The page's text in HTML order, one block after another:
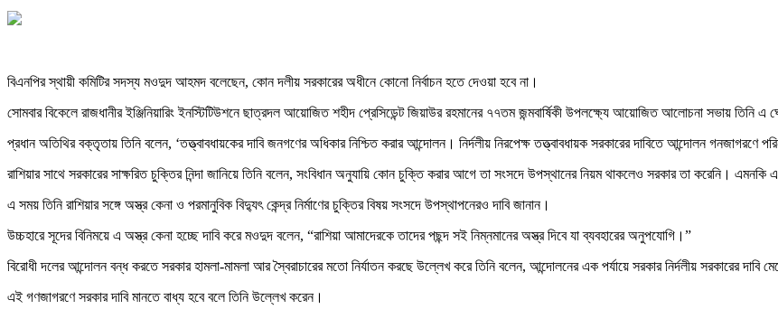
বিএনপির স্থায়ী কমিটির সদস্য মওদুদ আহমদ বলেছেন, কোন দলীয় সরকারের অধীনে কোনো নির্বাচন হতে দেওয়া হবে না।
সোমবার বিকেলে রাজধানীর ইঞ্জিনিয়ারিং ইনস্টিটিউশনে ছাত্রদল আয়োজিত শহীদ প্রেসিডেন্ট জিয়াউর রহমানের ৭৭তম জন্মবার্ষিকী উপলক্ষ্যে আয়োজিত আলোচনা সভায় তিনি এ
প্রধান অতিথির বক্তৃতায় তিনি বলেন, ‘তত্ত্বাবধায়কের দাবি জনগণের অধিকার নিশ্চিত করার আন্দোলন। নির্দলীয় নিরপেক্ষ তত্ত্বাবধায়ক সরকারের দাবিতে আন্দোলন গনজাগরণে
রাশিয়ার সাথে সরকারের সাক্ষরিত চুক্তির নিন্দা জানিয়ে তিনি বলেন, সংবিধান অনুযায়ি কোন চুক্তি করার আগে তা সংসদে উপস্থানের নিয়ম থাকলেও সরকার তা করেনি।
এ সময় তিনি রাশিয়ার সঙ্গে অস্ত্র কেনা ও পরমানুবিক বিদ্যুৎ কেন্দ্র নির্মাণের চুক্তির বিষয় সংসদে উপস্থাপনেরও দাবি জানান।
উচ্চহারে সূদের বিনিময়ে এ অস্ত্র কেনা হচ্ছে দাবি করে মওদুদ বলেন, “রাশিয়া আমাদেরকে তাদের পছন্দ সই নিম্নমানের অস্ত্র দিবে যা ব্যবহারের অনুপযোগি।”
বিরোধী দলের আন্দোলন বন্ধ করতে সরকার হামলা-মামলা আর স্বৈরাচারের মতো নির্যাতন করছে উল্লেখ করে তিনি বলেন, আন্দোলনের এক পর্যায়ে সরকার নির্দলীয় সরকারের দাবি
এই গণজাগরণে সরকার দাবি মানতে বাধ্য হবে বলে তিনি উল্লেখ করেন।